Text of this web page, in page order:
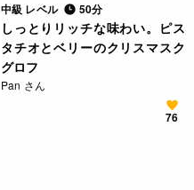
中級 レベル 50分
しっとりリッチな味わい。ピス
タチオとベリーのクリスマスク
グロフ
Pan さん
76